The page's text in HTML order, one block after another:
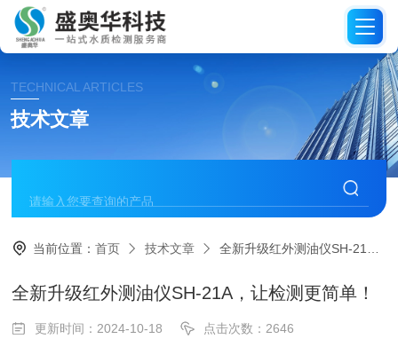
TECHNICAL ARTICLES
技术文章
当前位置：首页 技术文章 全新升级红外测油仪SH-21A，让检测更简单！
全新升级红外测油仪SH-21A，让检测更简单！
更新时间：2024-10-18 点击次数：2646